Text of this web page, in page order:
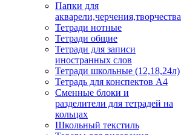
Папки для
акварели,черчения,творчества
Тетради нотные
Тетради общие
Тетради для записи
иностранных слов
Тетради школьные (12,18,24л)
Тетрадь для конспектов А4
Сменные блоки и
разделители для тетрадей на
кольцах
Школьный текстиль